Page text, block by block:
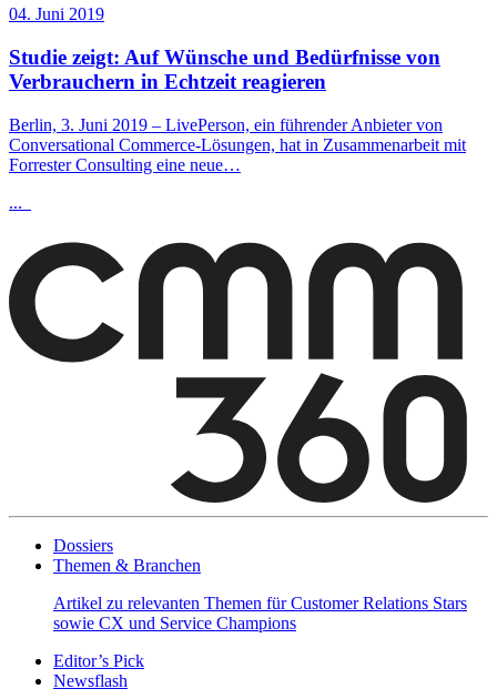
04. Juni 2019
Studie zeigt: Auf Wünsche und Bedürfnisse von
Verbrauchern in Echtzeit reagieren
Berlin, 3. Juni 2019 – LivePerson, ein führender Anbieter von
Conversational Commerce-Lösungen, hat in Zusammenarbeit mit
Forrester Consulting eine neue…
...
Dossiers
Themen & Branchen
Artikel zu relevanten Themen für Customer Relations Stars
sowie CX und Service Champions
Editor’s Pick
Newsflash